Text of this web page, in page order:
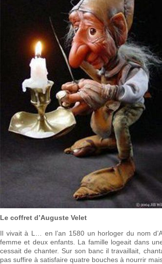
Le coffret d’Auguste Velet
Il vivait à L… en l’an 1580 un horloger du nom
femme et deux enfants. La famille logeait dans
cessait de chanter. Sur son banc il travaillait,
pas suffire à satisfaire quatre bouches à nourrir